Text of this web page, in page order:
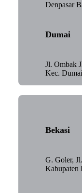
Denpasar
Dumai
Jl. Ombak
Kec.
Bekasi
G. Goler,
Kabupaten